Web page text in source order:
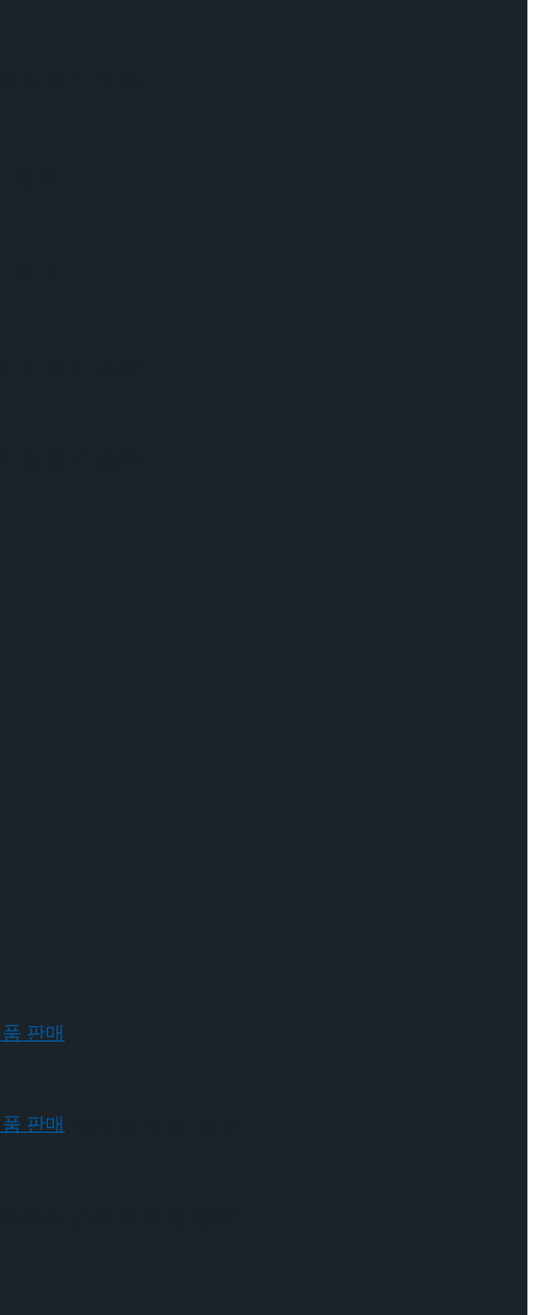
경기 결과
와의 콜라보 제품 판매
경기 결과
과
경기 결과
와의 콜라보 제품 판매